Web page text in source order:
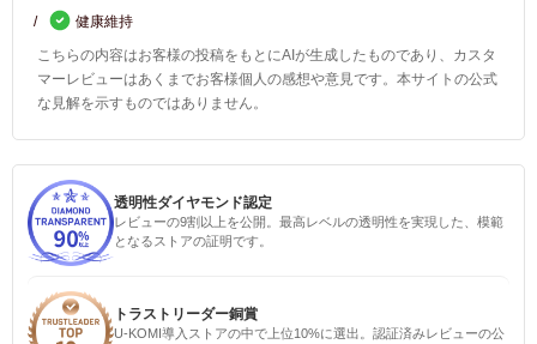
健康維持
こちらの内容はお客様の投稿をもとにAIが生成したものであり、カスタ
マーレビューはあくまでお客様個人の感想や意見です。本サイトの公式
な見解を示すものではありません。
透明性ダイヤモンド認定
レビューの9割以上を公開。最高レベルの透明性を実現した、模範
となるストアの証明です。
トラストリーダー銅賞
U-KOMI導入ストアの中で上位10%に選出。認証済みレビューの公